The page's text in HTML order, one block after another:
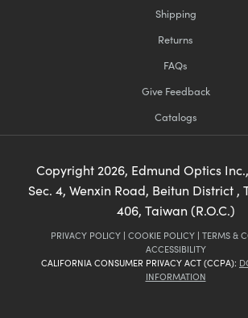
Shipping
Returns
FAQs
Give Feedback
Catalogs
Copyright 2026, Edmund Optics Inc.,
Sec. 4, Wenxin Road, Beitun District ,
406, Taiwan (R.O.C.)
PRIVACY POLICY | COOKIE POLICY | TERMS &
ACCESSIBILITY
CALIFORNIA CONSUMER PRIVACY ACT (CCPA):
INFORMATION